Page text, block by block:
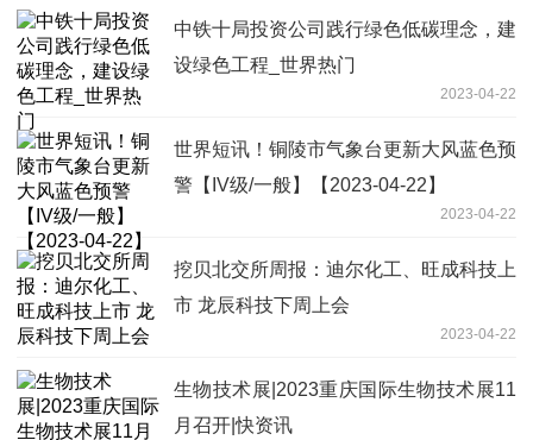
中铁十局投资公司践行绿色低碳理念，建
设绿色工程_世界热门
2023-04-22
世界短讯！铜陵市气象台更新大风蓝色预
警【IV级/一般】【2023-04-22】
2023-04-22
挖贝北交所周报：迪尔化工、旺成科技上
市 龙辰科技下周上会
2023-04-22
生物技术展|2023重庆国际生物技术展11
月召开|快资讯